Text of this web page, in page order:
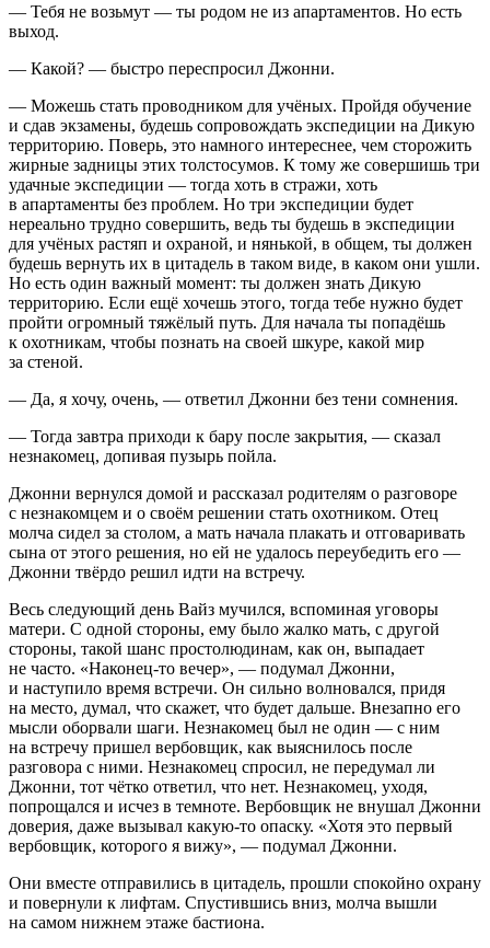
— Тебя не возьмут — ты родом не из апартаментов. Но есть
выход.
— Какой? — быстро переспросил Джонни.
— Можешь стать проводником для учёных. Пройдя обучение
и сдав экзамены, будешь сопровождать экспедиции на Дикую
территорию. Поверь, это намного интереснее, чем сторожить
жирные задницы этих толстосумов. К тому же совершишь три
удачные экспедиции — тогда хоть в стражи, хоть
в апартаменты без проблем. Но три экспедиции будет
нереально трудно совершить, ведь ты будешь в экспедиции
для учёных растяп и охраной, и нянькой, в общем, ты должен
будешь вернуть их в цитадель в таком виде, в каком они ушли.
Но есть один важный момент: ты должен знать Дикую
территорию. Если ещё хочешь этого, тогда тебе нужно будет
пройти огромный тяжёлый путь. Для начала ты попадёшь
к охотникам, чтобы познать на своей шкуре, какой мир
за стеной.
— Да, я хочу, очень, — ответил Джонни без тени сомнения.
— Тогда завтра приходи к бару после закрытия, — сказал
незнакомец, допивая пузырь пойла.
Джонни вернулся домой и рассказал родителям о разговоре
с незнакомцем и о своём решении стать охотником. Отец
молча сидел за столом, а мать начала плакать и отговаривать
сына от этого решения, но ей не удалось переубедить его —
Джонни твёрдо решил идти на встречу.
Весь следующий день Вайз мучился, вспоминая уговоры
матери. С одной стороны, ему было жалко мать, с другой
стороны, такой шанс простолюдинам, как он, выпадает
не часто. «Наконец-то вечер», — подумал Джонни,
и наступило время встречи. Он сильно волновался, придя
на место, думал, что скажет, что будет дальше. Внезапно его
мысли оборвали шаги. Незнакомец был не один — с ним
на встречу пришел вербовщик, как выяснилось после
разговора с ними. Незнакомец спросил, не передумал ли
Джонни, тот чётко ответил, что нет. Незнакомец, уходя,
попрощался и исчез в темноте. Вербовщик не внушал Джонни
доверия, даже вызывал какую-то опаску. «Хотя это первый
вербовщик, которого я вижу», — подумал Джонни.
Они вместе отправились в цитадель, прошли спокойно охрану
и повернули к лифтам. Спустившись вниз, молча вышли
на самом нижнем этаже бастиона.